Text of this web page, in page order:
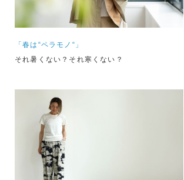
「春は“ペラモノ“」
それ暑くない？それ寒くない？